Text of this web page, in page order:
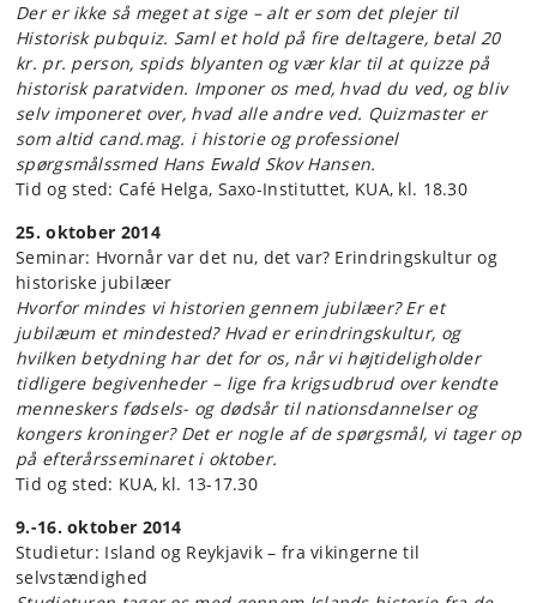
Der er ikke så meget at sige – alt er som det plejer til
Historisk pubquiz. Saml et hold på fire deltagere, betal 20
kr. pr. person, spids blyanten og vær klar til at quizze på
historisk paratviden. Imponer os med, hvad du ved, og bliv
selv imponeret over, hvad alle andre ved. Quizmaster er
som altid cand.mag. i historie og professionel
spørgsmålssmed Hans Ewald Skov Hansen.
Tid og sted: Café Helga, Saxo-Instituttet, KUA, kl. 18.30
25. oktober 2014
Seminar: Hvornår var det nu, det var? Erindringskultur og
historiske jubilæer
Hvorfor mindes vi historien gennem jubilæer? Er et
jubilæum et mindested? Hvad er erindringskultur, og
hvilken betydning har det for os, når vi højtideligholder
tidligere begivenheder – lige fra krigsudbrud over kendte
menneskers fødsels- og dødsår til nationsdannelser og
kongers kroninger? Det er nogle af de spørgsmål, vi tager op
på efterårsseminaret i oktober.
Tid og sted: KUA, kl. 13-17.30
9.-16. oktober 2014
Studietur: Island og Reykjavik – fra vikingerne til
selvstændighed